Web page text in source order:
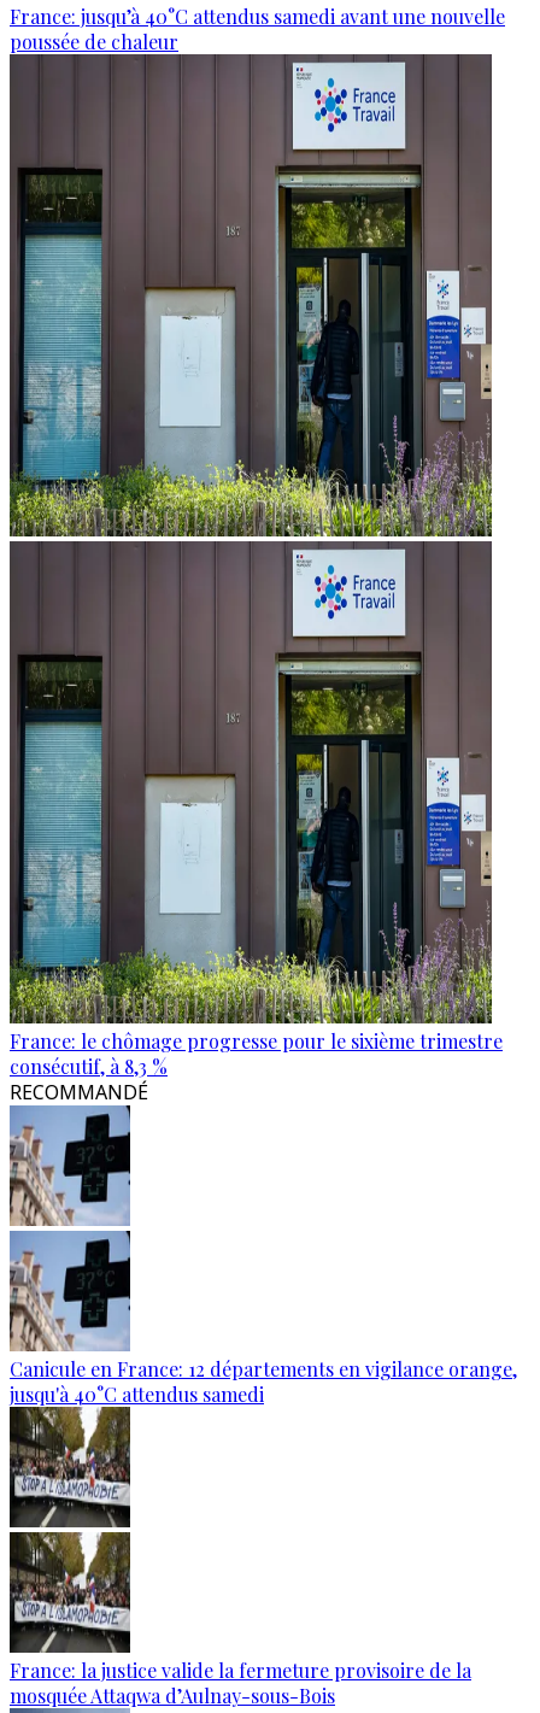
France: jusqu’à 40°C attendus samedi avant une nouvelle
poussée de chaleur
France: le chômage progresse pour le sixième trimestre
consécutif, à 8,3 %
RECOMMANDÉ
Canicule en France: 12 départements en vigilance orange,
jusqu'à 40°C attendus samedi
France: la justice valide la fermeture provisoire de la
mosquée Attaqwa d’Aulnay-sous-Bois